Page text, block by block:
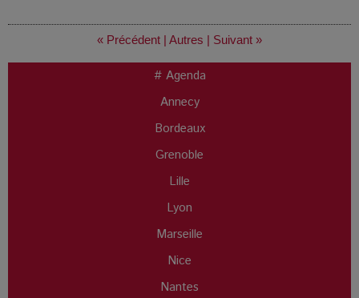
« Précédent | Autres | Suivant »
# Agenda
Annecy
Bordeaux
Grenoble
Lille
Lyon
Marseille
Nice
Nantes